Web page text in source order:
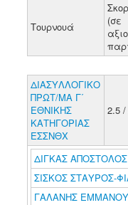
Τουρνουά
Σκορ
(σε
ΔΙΑΣΥΛΛΟΓΙΚΟ
ΠΡΩΤ/ΜΑ Γ΄
ΕΘΝΙΚΗΣ
ΚΑΤΗΓΟΡΙΑΣ
ΕΣΣΝΘΧ
2.5 /
ΔΙΓΚΑΣ ΑΠΟΣΤΟΛΟΣ
ΣΙΣΚΟΣ ΣΤΑΥΡΟΣ-
ΓΑΛΑΝΗΣ